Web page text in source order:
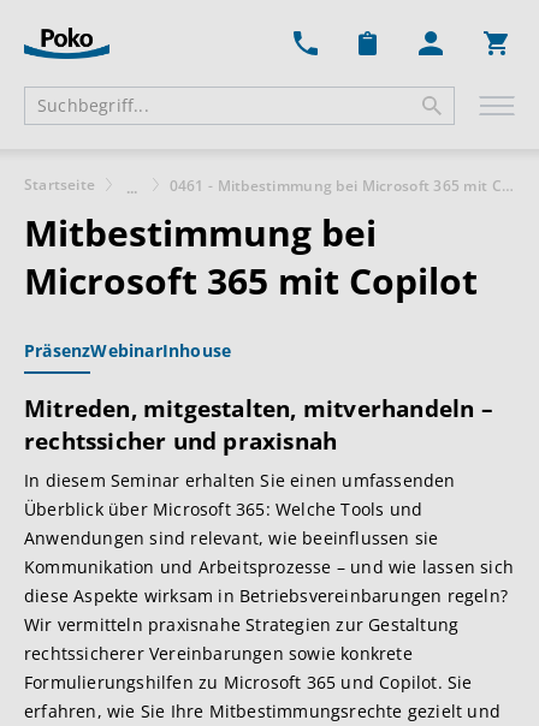
Startseite ... 0461 - Mitbestimmung bei Microsoft 365 mit Copilot
Mitbestimmung bei
Microsoft 365 mit Copilot
PräsenzWebinarInhouse
Mitreden, mitgestalten, mitverhandeln –
rechtssicher und praxisnah
In diesem Seminar erhalten Sie einen umfassenden
Überblick über Microsoft 365: Welche Tools und
Anwendungen sind relevant, wie beeinflussen sie
Kommunikation und Arbeitsprozesse – und wie lassen sich
diese Aspekte wirksam in Betriebsvereinbarungen regeln?
Wir vermitteln praxisnahe Strategien zur Gestaltung
rechtssicherer Vereinbarungen sowie konkrete
Formulierungshilfen zu Microsoft 365 und Copilot. Sie
erfahren, wie Sie Ihre Mitbestimmungsrechte gezielt und